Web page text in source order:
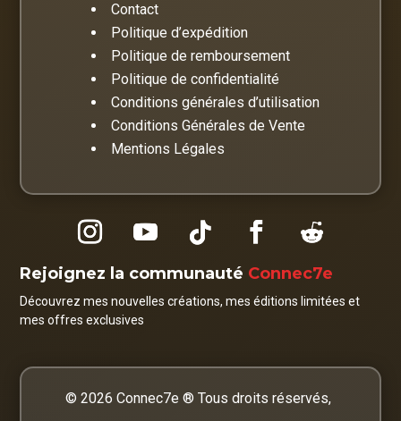
Contact
Politique d’expédition
Politique de remboursement
Politique de confidentialité
Conditions générales d’utilisation
Conditions Générales de Vente
Mentions Légales
Rejoignez la communauté Connec7e
Découvrez mes nouvelles créations, mes éditions limitées et
mes offres exclusives
© 2026 Connec7e ® Tous droits réservés,